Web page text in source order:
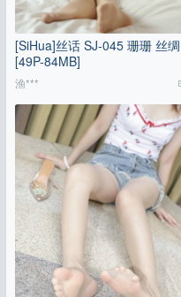
[SiHua]丝话 SJ-045 珊珊 丝绸
[49P-84MB]
渔***